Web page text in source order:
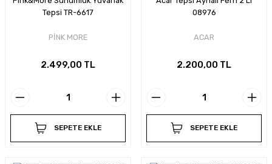
Tepsi TR-6617
PİNK MORE
2.499,00 TL
SEPETE EKLE
08976
ACAR
2.200,00 TL
SEPETE EKLE